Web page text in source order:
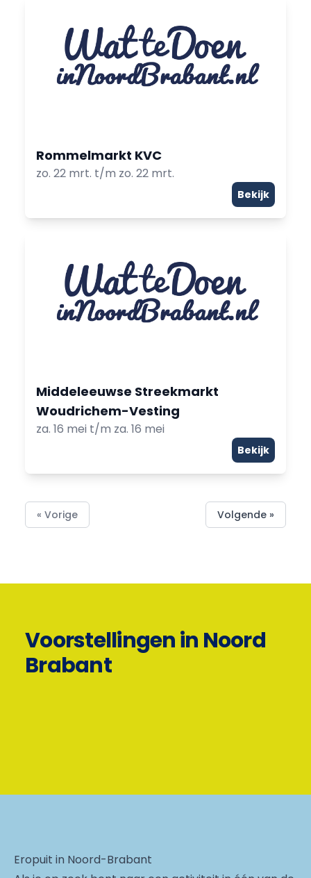
Rommelmarkt KVC
zo. 22 mrt. t/m zo. 22 mrt.
Bekijk
Middeleeuwse Streekmarkt
Woudrichem-Vesting
za. 16 mei t/m za. 16 mei
Bekijk
« Vorige Volgende »
Voorstellingen in Noord
Brabant
Eropuit in Noord-Brabant